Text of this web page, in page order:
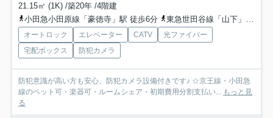
21.15㎡ (1K) /築20年 /4階建
小田急小田原線「豪徳寺」駅 徒歩6分
東急世田谷線「山下」駅 徒歩6分
オートロック エレベーター CATV
光ファイバー
宅配ボックス
防犯カメラ
防犯意識が高い方も安心、防犯カメラ設備付きです♪ ☆京王線・小田急
線のペット可・楽器可・ルームシェア・初期費用分割支払い... もっと見
る